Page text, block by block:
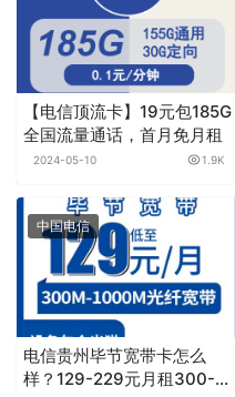
【电信顶流卡】19元包185G
全国流量通话，首月免月租
2024-05-10 1.9K
中国电信
电信贵州毕节宽带卡怎么
样？129-229元月租300-